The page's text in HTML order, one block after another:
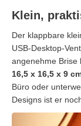
Klein,
Der klappbare
USB-Desktop-
angenehme Brise
16,5 x 16,5 x 9
Büro oder
Designs ist er